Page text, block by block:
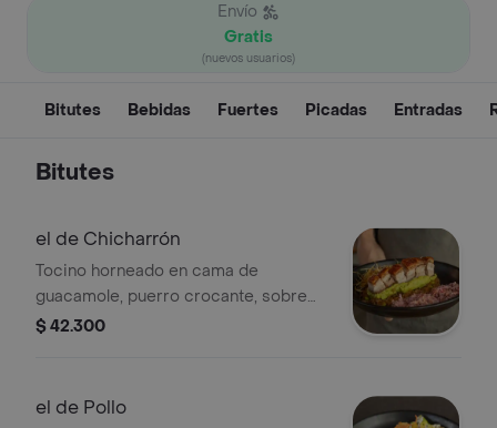
Envío
Gratis
(nuevos usuarios)
Bitutes Bebidas Fuertes Picadas Entradas
Bitutes
el de Chicharrón
Tocino horneado en cama de
guacamole, puerro crocante, sobre
arroz blanco salteado y edamames,
$ 42.300
el de Pollo